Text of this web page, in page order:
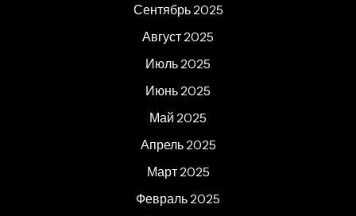
Сентябрь 2025
Август 2025
Июль 2025
Июнь 2025
Май 2025
Апрель 2025
Март 2025
Февраль 2025